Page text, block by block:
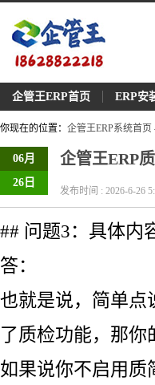
企管王ERP首页 ERP安
你现在的位置： 企管王ERP系统首页
06月
26日
企管王ERP
发布时间 : 2026-6-26
## 问题3：具体内
答：
也就是说，简单点
了质检功能，那
如果说你不启用质